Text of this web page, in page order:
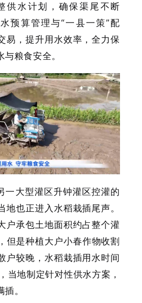
供水计划，确保渠尾不断
预算管理与“一县一策”配
易，提升用水效率，全力保
粮食安全。
一大型灌区升钟灌区控灌的
地也正进入水稻栽插尾声。
户承包土地面积约占整个灌
但是种植大户小春作物收割
户较晚，水稻栽插用水时间
当地制定针对性供水方案，
。